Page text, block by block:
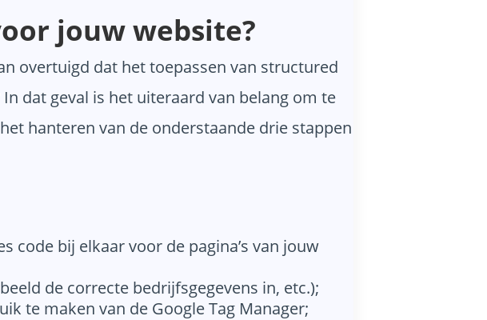
jouw website?
overtuigd dat het toepassen van structured
dat geval is het uiteraard van belang om te
hanteren van de onderstaande drie stappen
code bij elkaar voor de pagina’s van jouw
de correcte bedrijfsgegevens in, etc.);
te maken van de Google Tag Manager;